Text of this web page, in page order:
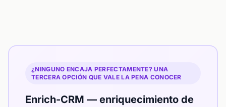
¿NINGUNO ENCAJA PERFECTAMENTE? UNA
TERCERA OPCIÓN QUE VALE LA PENA CONOCER
Enrich-CRM — enriquecimiento de